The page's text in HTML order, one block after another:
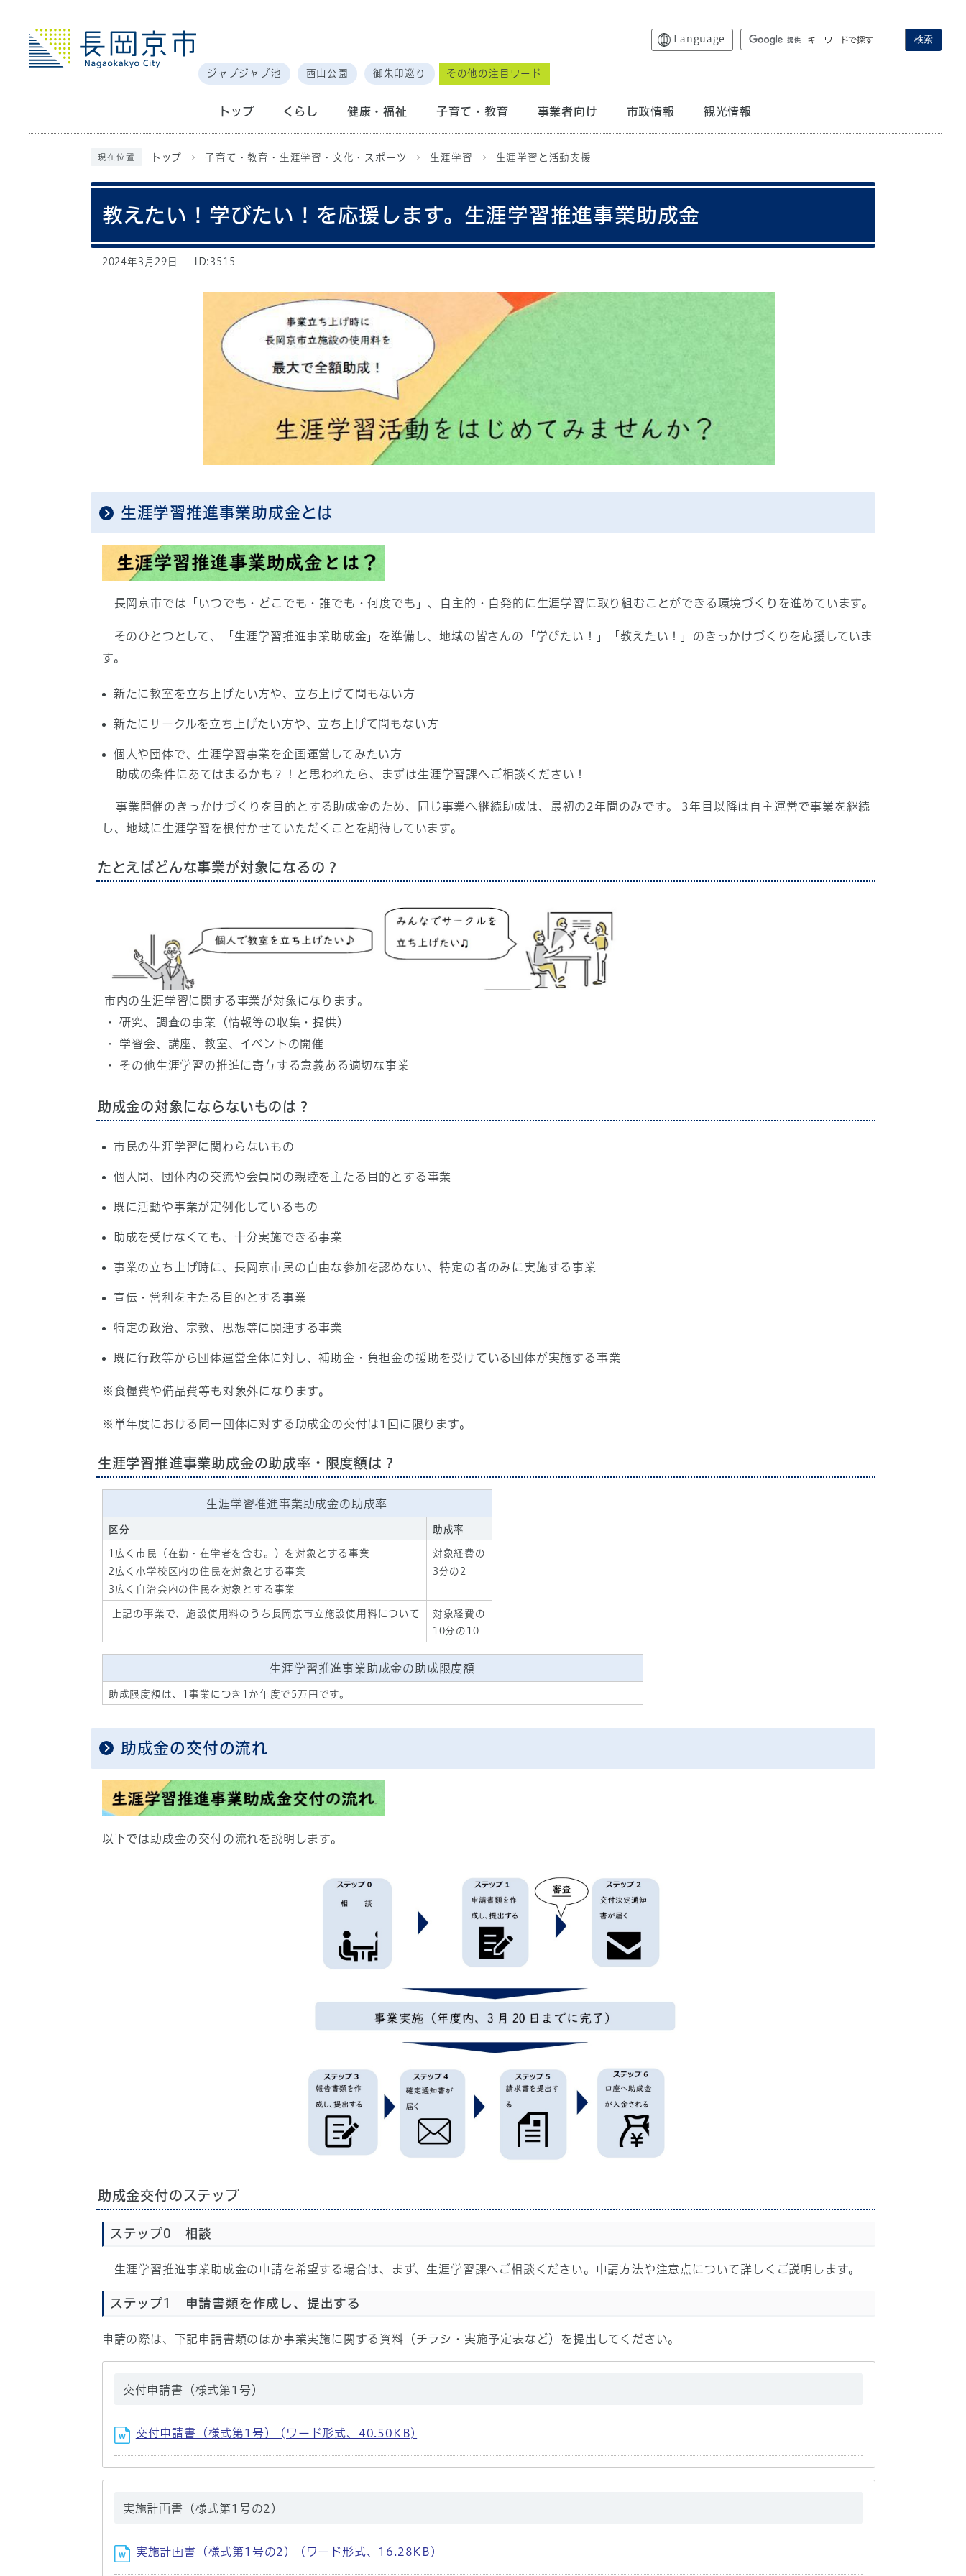
Language 検索
ジャブジャブ池 西山公園 御朱印巡り その他の注目ワード
トップ くらし 健康・福祉 子育て・教育 事業者向け 市政情報 観光情報
現在位置 トップ 子育て・教育・生涯学習・文化・スポーツ 生涯学習 生涯学習と活動支援
教えたい！学びたい！を応援します。生涯学習推進事業助成金
2024年3月29日 ID:3515
生涯学習推進事業助成金とは
長岡京市では「いつでも・どこでも・誰でも・何度でも」、自主的・自発的に生涯学習に取り組むことができる環境づくりを進めています。
そのひとつとして、「生涯学習推進事業助成金」を準備し、地域の皆さんの「学びたい！」「教えたい！」のきっかけづくりを応援していま
す。
新たに教室を立ち上げたい方や、立ち上げて間もない方
新たにサークルを立ち上げたい方や、立ち上げて間もない方
個人や団体で、生涯学習事業を企画運営してみたい方
助成の条件にあてはまるかも？！と思われたら、まずは生涯学習課へご相談ください！
事業開催のきっかけづくりを目的とする助成金のため、同じ事業へ継続助成は、最初の2年間のみです。 3年目以降は自主運営で事業を継続
し、地域に生涯学習を根付かせていただくことを期待しています。
たとえばどんな事業が対象になるの？
市内の生涯学習に関する事業が対象になります。
・ 研究、調査の事業（情報等の収集・提供）
・ 学習会、講座、教室、イベントの開催
・ その他生涯学習の推進に寄与する意義ある適切な事業
助成金の対象にならないものは？
市民の生涯学習に関わらないもの
個人間、団体内の交流や会員間の親睦を主たる目的とする事業
既に活動や事業が定例化しているもの
助成を受けなくても、十分実施できる事業
事業の立ち上げ時に、長岡京市民の自由な参加を認めない、特定の者のみに実施する事業
宣伝・営利を主たる目的とする事業
特定の政治、宗教、思想等に関連する事業
既に行政等から団体運営全体に対し、補助金・負担金の援助を受けている団体が実施する事業
※食糧費や備品費等も対象外になります。
※単年度における同一団体に対する助成金の交付は1回に限ります。
生涯学習推進事業助成金の助成率・限度額は？
生涯学習推進事業助成金の助成率
区分 助成率
1広く市民（在勤・在学者を含む。）を対象とする事業
2広く小学校区内の住民を対象とする事業
3広く自治会内の住民を対象とする事業
対象経費の
3分の2
上記の事業で、施設使用料のうち長岡京市立施設使用料について
対象経費の
10分の10
生涯学習推進事業助成金の助成限度額
助成限度額は、1事業につき1か年度で5万円です。
助成金の交付の流れ
以下では助成金の交付の流れを説明します。
助成金交付のステップ
ステップ0 相談
生涯学習推進事業助成金の申請を希望する場合は、まず、生涯学習課へご相談ください。申請方法や注意点について詳しくご説明します。
ステップ1 申請書類を作成し、提出する
申請の際は、下記申請書類のほか事業実施に関する資料（チラシ・実施予定表など）を提出してください。
交付申請書（様式第1号）
交付申請書（様式第1号） (ワード形式、40.50KB)
実施計画書（様式第1号の2）
実施計画書（様式第1号の2） (ワード形式、16.28KB)